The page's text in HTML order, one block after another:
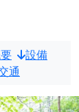
設備
通